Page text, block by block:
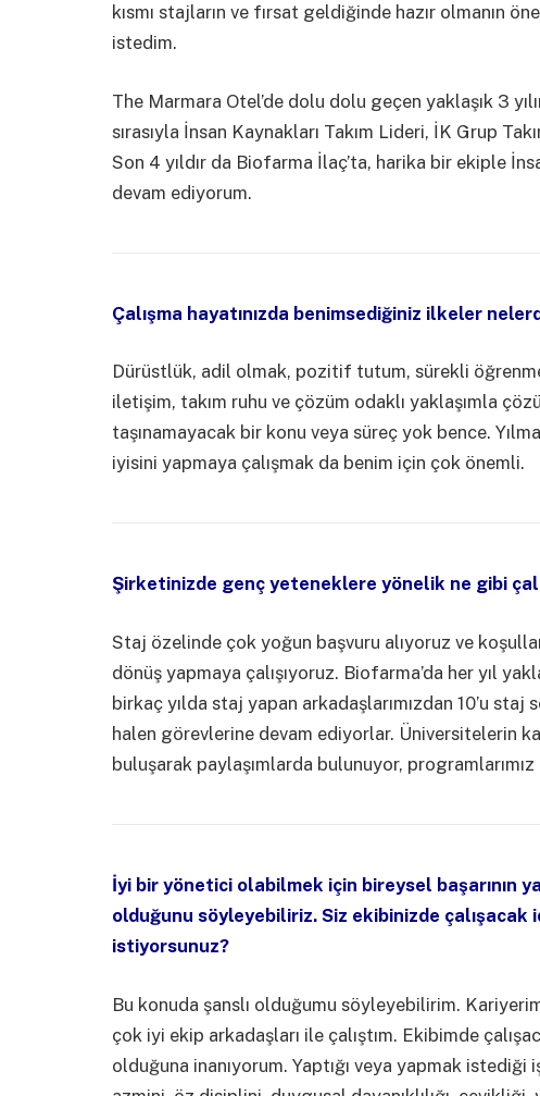
kısmı stajların ve fırsat geldiğinde hazır olmanın
istedim.
The Marmara Otel’de dolu dolu geçen yaklaşık 3
sırasıyla İnsan Kaynakları Takım Lideri, İK Grup
Son 4 yıldır da Biofarma İlaç’ta, harika bir ekiple
devam ediyorum.
Çalışma hayatınızda benimsediğiniz ilkeler
Dürüstlük, adil olmak, pozitif tutum, sürekli
iletişim, takım ruhu ve çözüm odaklı yaklaşımla
taşınamayacak bir konu veya süreç yok bence.
iyisini yapmaya çalışmak da benim için çok önemli.
Şirketinizde genç yeteneklere yönelik ne gibi
Staj özelinde çok yoğun başvuru alıyoruz ve
dönüş yapmaya çalışıyoruz. Biofarma’da her yıl
birkaç yılda staj yapan arkadaşlarımızdan 10’u staj
halen görevlerine devam ediyorlar. Üniversitelerin
buluşarak paylaşımlarda bulunuyor,
İyi bir yönetici olabilmek için bireysel başarının
olduğunu söyleyebiliriz. Siz ekibinizde çalışacak
istiyorsunuz?
Bu konuda şanslı olduğumu söyleyebilirim.
çok iyi ekip arkadaşları ile çalıştım. Ekibimde
olduğuna inanıyorum. Yaptığı veya yapmak